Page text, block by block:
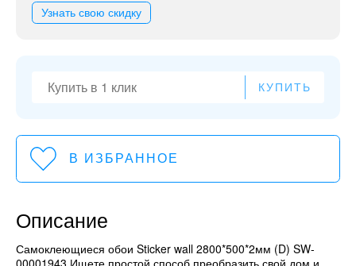
Узнать свою скидку
КУПИТЬ
В ИЗБРАННОЕ
Описание
Самоклеющиеся обои Sticker wall 2800*500*2мм (D) SW-
00001943 Ищете простой способ преобразить свой дом и